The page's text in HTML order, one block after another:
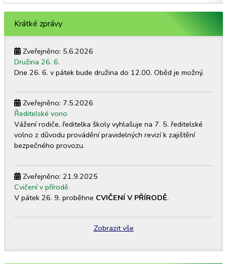
Krátké zprávy
Zveřejněno: 5.6.2026
Družina 26. 6.
Dne 26. 6. v pátek bude družina do 12.00. Oběd je možný.
Zveřejněno: 7.5.2026
Ředitelské vono
Vážení rodiče, ředitelka školy vyhlašuje na 7. 5. ředitelské
volno z důvodu provádění pravidelných revizí k zajištění
bezpečného provozu.
Zveřejněno: 21.9.2025
Cvičení v přírodě
V pátek 26. 9. proběhne CVIČENÍ V PŘÍRODĚ.
Zobrazit vše